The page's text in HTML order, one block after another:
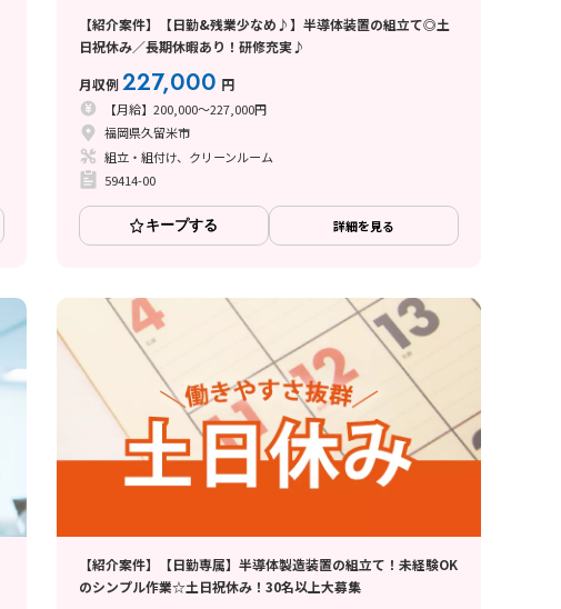
【紹介案件】【日勤&残業少なめ♪】半導体装置の組立て◎土
日祝休み／長期休暇あり！研修充実♪
月収例227,000 円
【月給】200,000～227,000円
福岡県久留米市
組立・組付け、クリーンルーム
59414-00
キープする 詳細を見る
【紹介案件】【日勤専属】半導体製造装置の組立て！未経験OK
のシンプル作業☆土日祝休み！30名以上大募集